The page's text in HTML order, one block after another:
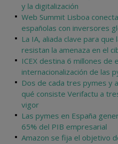
y la digitalización
Web Summit Lisboa
españolas con inversores
La IA, aliada clave para que
resistan la amenaza en el
ICEX destina 6 millones de
internacionalización de las
Dos de cada tres pymes y
qué consiste Verifactu a
vigor
Las pymes en España
65% del PIB empresarial
Amazon se fija el objetivo